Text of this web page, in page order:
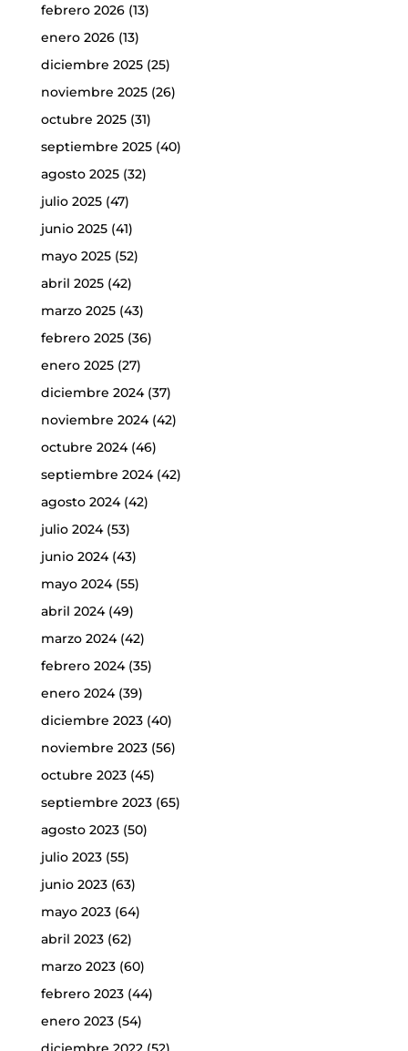
febrero 2026(13)
enero 2026(13)
diciembre 2025(25)
noviembre 2025(26)
octubre 2025(31)
septiembre 2025(40)
agosto 2025(32)
julio 2025(47)
junio 2025(41)
mayo 2025(52)
abril 2025(42)
marzo 2025(43)
febrero 2025(36)
enero 2025(27)
diciembre 2024(37)
noviembre 2024(42)
octubre 2024(46)
septiembre 2024(42)
agosto 2024(42)
julio 2024(53)
junio 2024(43)
mayo 2024(55)
abril 2024(49)
marzo 2024(42)
febrero 2024(35)
enero 2024(39)
diciembre 2023(40)
noviembre 2023(56)
octubre 2023(45)
septiembre 2023(65)
agosto 2023(50)
julio 2023(55)
junio 2023(63)
mayo 2023(64)
abril 2023(62)
marzo 2023(60)
febrero 2023(44)
enero 2023(54)